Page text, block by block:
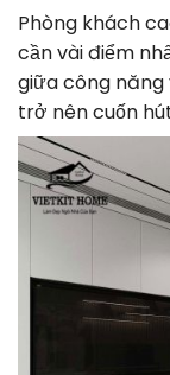
Phòng khách
cần vài điểm
giữa công năng
trở nên cuốn